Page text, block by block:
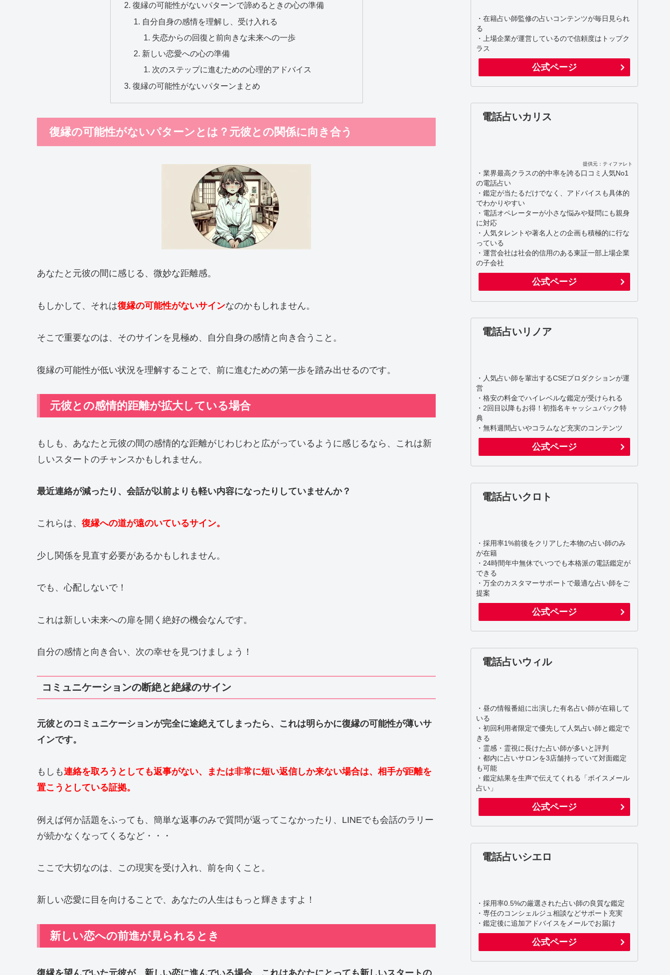
復縁の可能性がないパターンで諦めるときの心の準備
自分自身の感情を理解し、受け入れる
失恋からの回復と前向きな未来への一歩
新しい恋愛への心の準備
次のステップに進むための心理的アドバイス
復縁の可能性がないパターンまとめ
復縁の可能性がないパターンとは？元彼との関係に向き合う
あなたと元彼の間に感じる、微妙な距離感。
もしかして、それは復縁の可能性がないサインなのかもしれません。
そこで重要なのは、そのサインを見極め、自分自身の感情と向き合うこと。
復縁の可能性が低い状況を理解することで、前に進むための第一歩を踏み出せるのです。
元彼との感情的距離が拡大している場合
もしも、あなたと元彼の間の感情的な距離がじわじわと広がっているように感じるなら、これは新
しいスタートのチャンスかもしれません。
最近連絡が減ったり、会話が以前よりも軽い内容になったりしていませんか？
これらは、 復縁への道が遠のいているサイン。
少し関係を見直す必要があるかもしれません。
でも、心配しないで！
これは新しい未来への扉を開く絶好の機会なんです。
自分の感情と向き合い、次の幸せを見つけましょう！
コミュニケーションの断絶と絶縁のサイン
元彼とのコミュニケーションが完全に途絶えてしまったら、これは明らかに復縁の可能性が薄いサ
インです。
もしも連絡を取ろうとしても返事がない、または非常に短い返信しか来ない場合は、相手が距離を
置こうとしている証拠。
例えば何か話題をふっても、簡単な返事のみで質問が返ってこなかったり、LINEでも会話のラリー
が続かなくなってくるなど・・・
ここで大切なのは、この現実を受け入れ、前を向くこと。
新しい恋愛に目を向けることで、あなたの人生はもっと輝きますよ！
新しい恋への前進が見られるとき
・在籍占い師監修の占いコンテンツが毎日見られ
る
・上場企業が運営しているので信頼度はトップク
ラス
公式ページ
電話占いカリス
提供元：ティファレト
・業界最高クラスの的中率を誇る口コミ人気No1
の電話占い
・鑑定が当たるだけでなく、アドバイスも具体的
でわかりやすい
・電話オペレーターが小さな悩みや疑問にも親身
に対応
・人気タレントや著名人との企画も積極的に行な
っている
・運営会社は社会的信用のある東証一部上場企業
の子会社
公式ページ
電話占いリノア
・人気占い師を輩出するCSEプロダクションが運
営
・格安の料金でハイレベルな鑑定が受けられる
・2回目以降もお得！初指名キャッシュバック特
典
・無料週間占いやコラムなど充実のコンテンツ
公式ページ
電話占いクロト
・採用率1%前後をクリアした本物の占い師のみ
が在籍
・24時間年中無休でいつでも本格派の電話鑑定が
できる
・万全のカスタマーサポートで最適な占い師をご
提案
公式ページ
電話占いウィル
・昼の情報番組に出演した有名占い師が在籍して
いる
・初回利用者限定で優先して人気占い師と鑑定で
きる
・霊感・霊視に長けた占い師が多いと評判
・都内に占いサロンを3店舗持っていて対面鑑定
も可能
・鑑定結果を生声で伝えてくれる「ボイスメール
占い」
公式ページ
電話占いシエロ
・採用率0.5%の厳選された占い師の良質な鑑定
・専任のコンシェルジュ相談などサポート充実
・鑑定後に追加アドバイスをメールでお届け
公式ページ